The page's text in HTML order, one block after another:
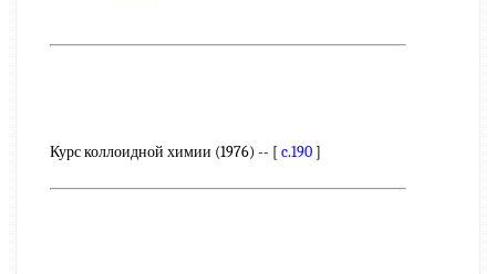
Курс коллоидной химии (1976) -- [ c.190]